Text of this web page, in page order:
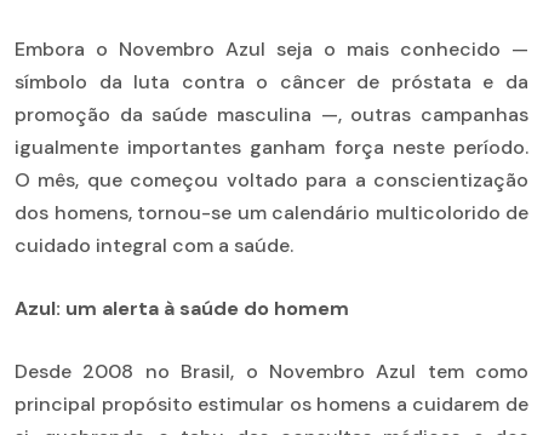
Embora o Novembro Azul seja o mais conhecido —
símbolo da luta contra o câncer de próstata e da
promoção da saúde masculina —, outras campanhas
igualmente importantes ganham força neste período.
O mês, que começou voltado para a conscientização
dos homens, tornou-se um calendário multicolorido de
cuidado integral com a saúde.
Azul: um alerta à saúde do homem
Desde 2008 no Brasil, o Novembro Azul tem como
principal propósito estimular os homens a cuidarem de